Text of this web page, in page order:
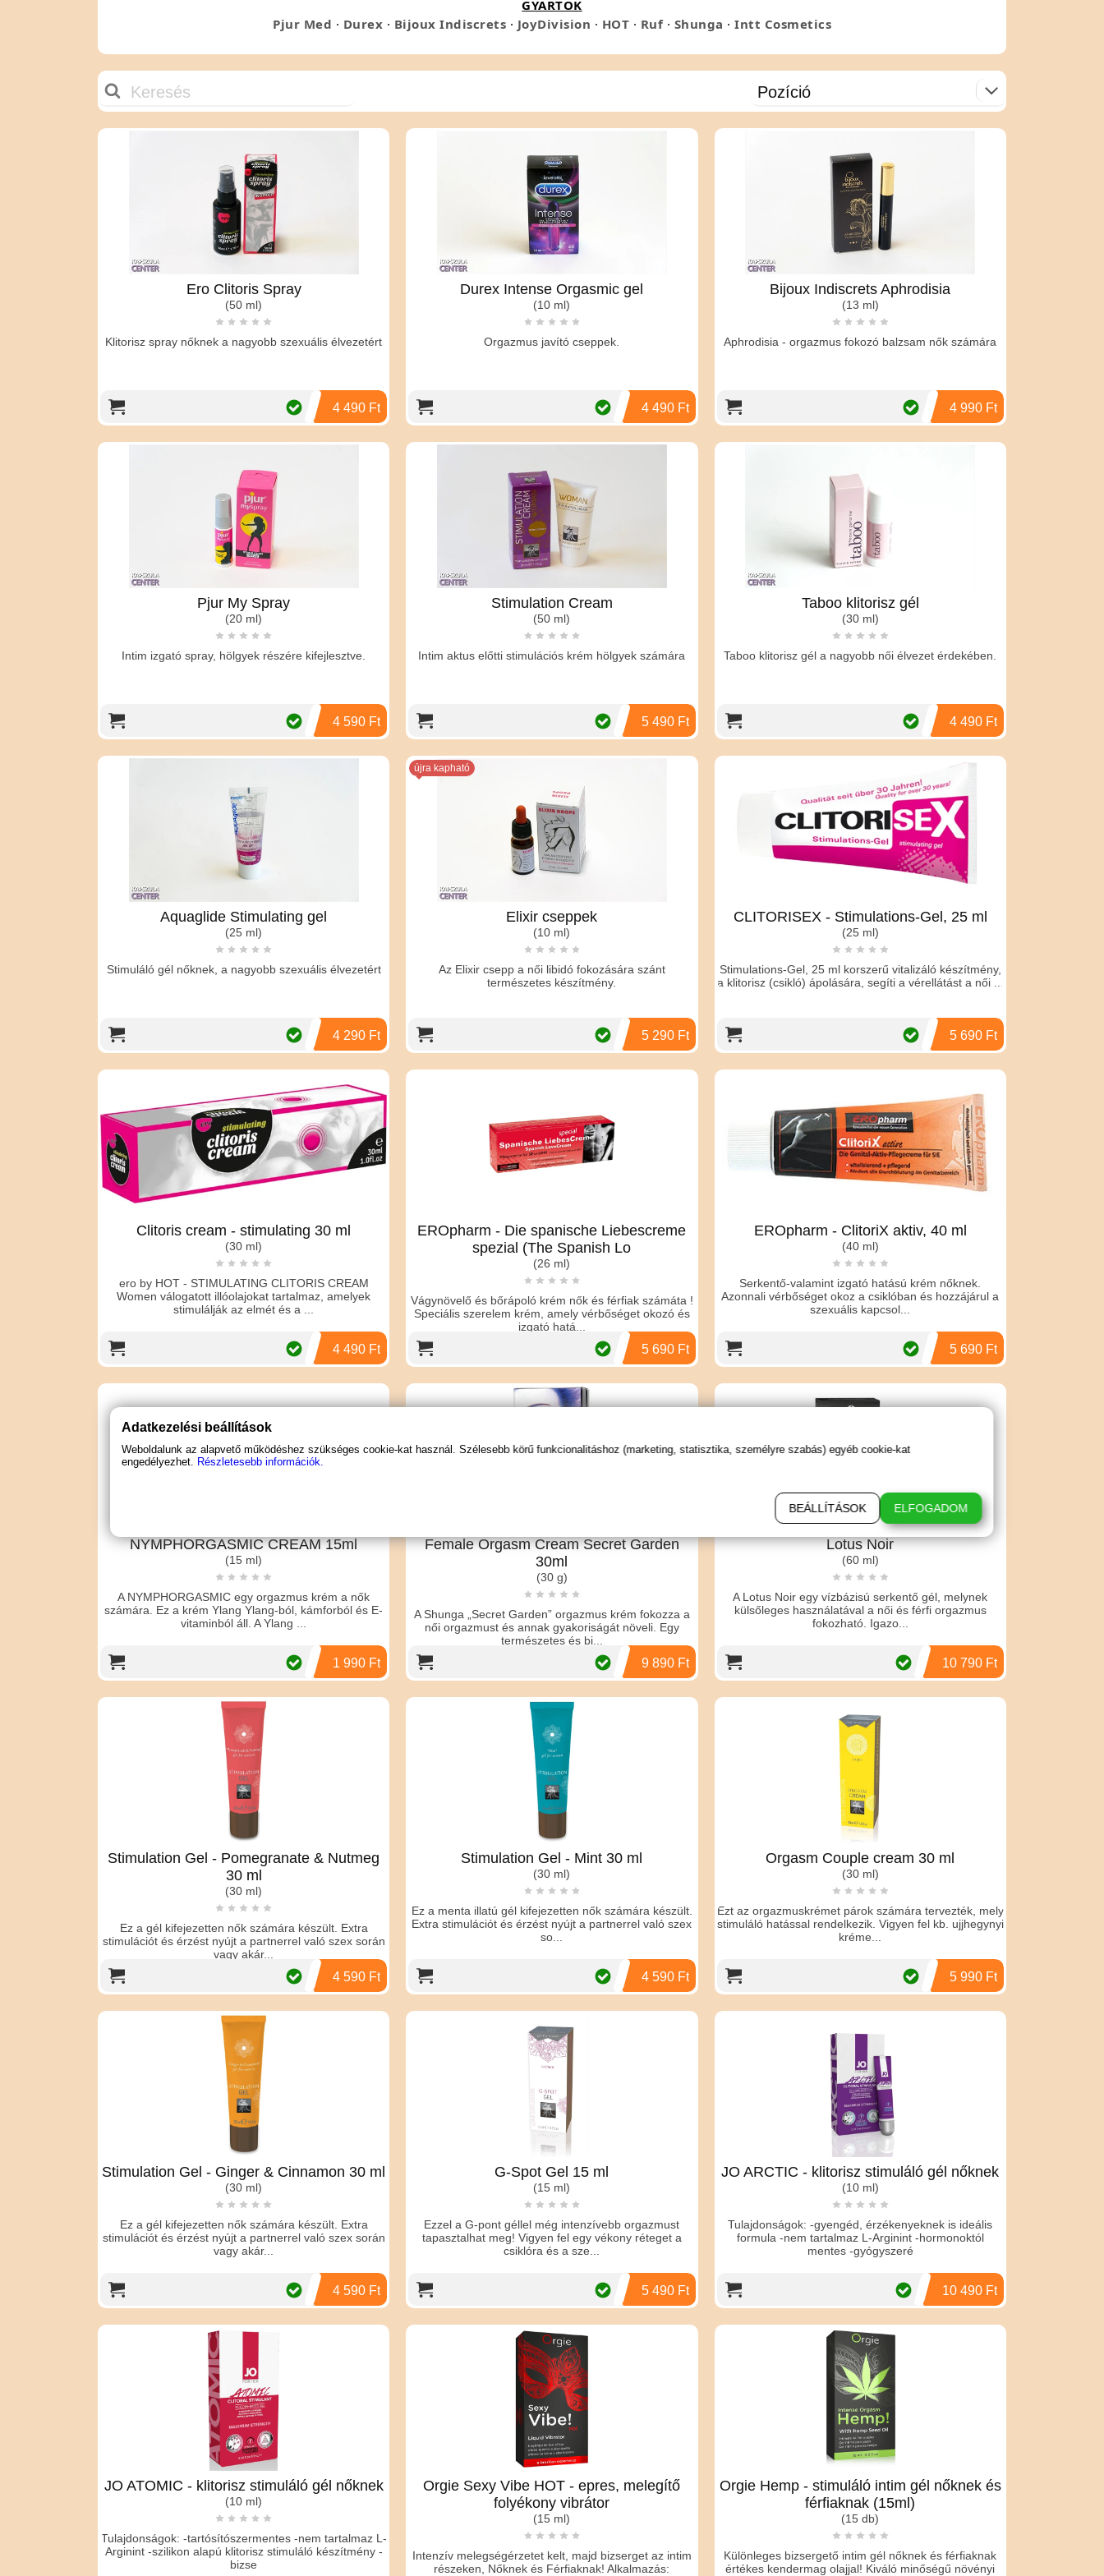
fokozott szexuális öröm a jutalom. Használatukkal intenzívebb és gyönyörtelibb orgazmus érhető el.
Hogyan használd?
A csiklóizgató krémek használata egyszerű, a szexuális aktus előtt 5 perccel kenje be az intim részt egy borsónyi krémmel és várjon amíg a
hatás megjön. Hatásuk akár 20 percig is eltarthat.
GYÁRTÓK
Pjur Med · Durex · Bijoux Indiscrets · JoyDivision · HOT · Ruf · Shunga · Intt Cosmetics
Ero Clitoris Spray
(50 ml)
Klitorisz spray nőknek a nagyobb szexuális élvezetért
4 490 Ft
Durex Intense Orgasmic gel
(10 ml)
Orgazmus javító cseppek.
4 490 Ft
Bijoux Indiscrets Aphrodisia
(13 ml)
Aphrodisia - orgazmus fokozó balzsam nők számára
4 990 Ft
Pjur My Spray
(20 ml)
Intim izgató spray, hölgyek részére kifejlesztve.
4 590 Ft
Stimulation Cream
(50 ml)
Intim aktus előtti stimulációs krém hölgyek számára
5 490 Ft
Taboo klitorisz gél
(30 ml)
Taboo klitorisz gél a nagyobb női élvezet érdekében.
4 490 Ft
Aquaglide Stimulating gel
(25 ml)
Stimuláló gél nőknek, a nagyobb szexuális élvezetért
4 290 Ft
újra kapható
Elixir cseppek
(10 ml)
Az Elixir csepp a női libidó fokozására szánt
természetes készítmény.
5 290 Ft
CLITORISEX - Stimulations-Gel, 25 ml
(25 ml)
Stimulations-Gel, 25 ml korszerű vitalizáló készítmény,
a klitorisz (csikló) ápolására, segíti a vérellátást a női ...
5 690 Ft
Clitoris cream - stimulating 30 ml
(30 ml)
ero by HOT - STIMULATING CLITORIS CREAM
Women válogatott illóolajokat tartalmaz, amelyek
stimulálják az elmét és a ...
4 490 Ft
EROpharm - Die spanische Liebescreme
spezial (The Spanish Lo
(26 ml)
Vágynövelő és bőrápoló krém nők és férfiak számáta !
Speciális szerelem krém, amely vérbőséget okozó és
izgató hatá...
5 690 Ft
EROpharm - ClitoriX aktiv, 40 ml
(40 ml)
Serkentő-valamint izgató hatású krém nőknek.
Azonnali vérbőséget okoz a csiklóban és hozzájárul a
szexuális kapcsol...
5 690 Ft
NYMPHORGASMIC CREAM 15ml
(15 ml)
A NYMPHORGASMIC egy orgazmus krém a nők
számára. Ez a krém Ylang Ylang-ból, kámforból és E-
vitaminból áll. A Ylang ...
1 990 Ft
Female Orgasm Cream Secret Garden
30ml
(30 g)
A Shunga „Secret Garden” orgazmus krém fokozza a
női orgazmust és annak gyakoriságát növeli. Egy
természetes és bi...
9 890 Ft
Lotus Noir
(60 ml)
A Lotus Noir egy vízbázisú serkentő gél, melynek
külsőleges használatával a női és férfi orgazmus
fokozható. Igazo...
10 790 Ft
Stimulation Gel - Pomegranate & Nutmeg
30 ml
(30 ml)
Ez a gél kifejezetten nők számára készült. Extra
stimulációt és érzést nyújt a partnerrel való szex során
vagy akár...
4 590 Ft
Stimulation Gel - Mint 30 ml
(30 ml)
Ez a menta illatú gél kifejezetten nők számára készült.
Extra stimulációt és érzést nyújt a partnerrel való szex
so...
4 590 Ft
Orgasm Couple cream 30 ml
(30 ml)
Ezt az orgazmuskrémet párok számára tervezték, mely
stimuláló hatással rendelkezik. Vigyen fel kb. ujjhegynyi
kréme...
5 990 Ft
Stimulation Gel - Ginger & Cinnamon 30 ml
(30 ml)
Ez a gél kifejezetten nők számára készült. Extra
stimulációt és érzést nyújt a partnerrel való szex során
vagy akár...
4 590 Ft
G-Spot Gel 15 ml
(15 ml)
Ezzel a G-pont géllel még intenzívebb orgazmust
tapasztalhat meg! Vigyen fel egy vékony réteget a
csiklóra és a sze...
5 490 Ft
JO ARCTIC - klitorisz stimuláló gél nőknek
(10 ml)
Tulajdonságok: -gyengéd, érzékenyeknek is ideális
formula -nem tartalmaz L-Arginint -hormonoktól
mentes -gyógyszeré
10 490 Ft
JO ATOMIC - klitorisz stimuláló gél nőknek
(10 ml)
Tulajdonságok: -tartósítószermentes -nem tartalmaz L-
Arginint -szilikon alapú klitorisz stimuláló készítmény -
bizse
Orgie Sexy Vibe HOT - epres, melegítő
folyékony vibrátor
(15 ml)
Intenzív melegségérzetet kelt, majd bizserget az intim
részeken, Nőknek és Férfiaknak! Alkalmazás:
Orgie Hemp - stimuláló intim gél nőknek és
férfiaknak (15ml)
(15 db)
Különleges bizsergető intim gél nőknek és férfiaknak
értékes kendermag olajjal! Kiváló minőségű növényi
Adatkezelési beállítások
Weboldalunk az alapvető működéshez szükséges cookie-kat használ. Szélesebb körű funkcionalitáshoz (marketing, statisztika, személyre szabás) egyéb cookie-kat
engedélyezhet. Részletesebb információk.
BEÁLLÍTÁSOK ELFOGADOM